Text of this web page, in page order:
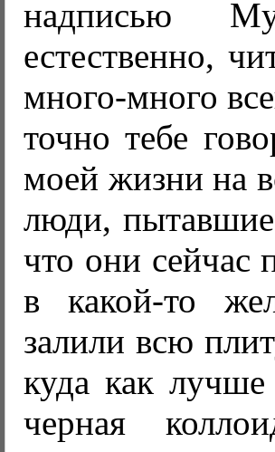
надписью
естественно,
много-много
точно тебе
моей жизни на
люди,
что они сейчас
в какой-то
залили всю
куда как
черная